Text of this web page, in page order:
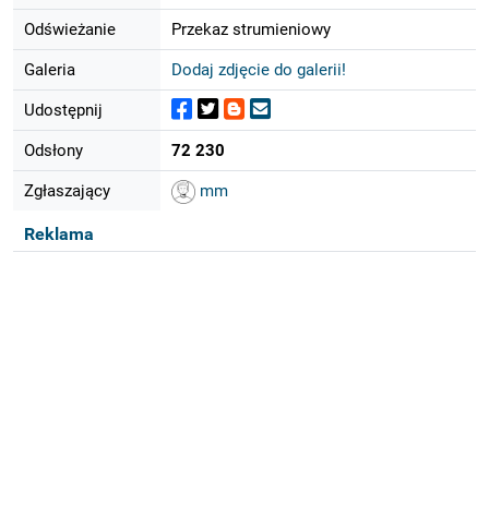
Odświeżanie Przekaz strumieniowy
Galeria Dodaj zdjęcie do galerii!
Udostępnij
Odsłony 72 230
Zgłaszający mm
Reklama